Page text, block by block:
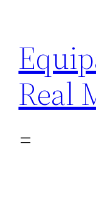
contenido
Real